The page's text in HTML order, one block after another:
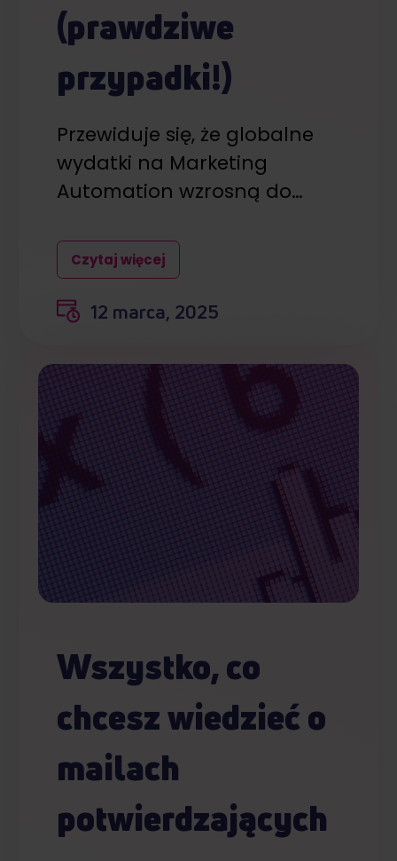
(prawdziwe
przypadki!)
Przewiduje się, że globalne
wydatki na Marketing
Automation wzrosną do…
Czytaj więcej
12 marca, 2025
Wszystko, co
chcesz wiedzieć o
mailach
potwierdzających